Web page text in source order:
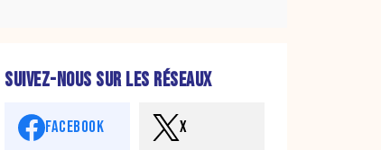
SUIVEZ-NOUS SUR LES RÉSEAUX
FACEBOOK X